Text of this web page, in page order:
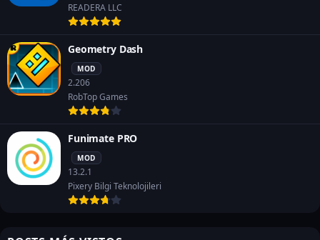
READERA LLC
Geometry Dash
MOD
2.206
RobTop Games
Funimate PRO
MOD
13.2.1
Pixery Bilgi Teknolojileri